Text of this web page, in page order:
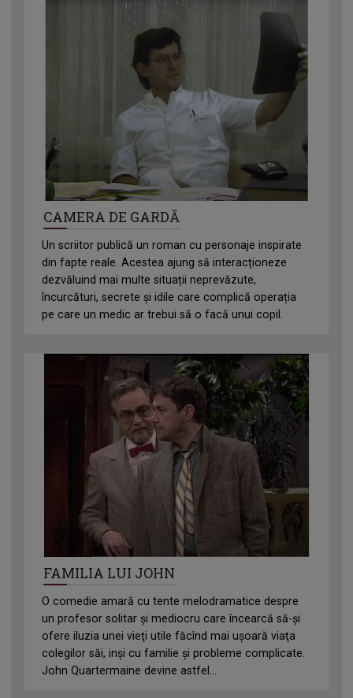
CAMERA DE GARDĂ
Un scriitor publică un roman cu personaje inspirate
din fapte reale. Acestea ajung să interacționeze
dezvăluind mai multe situații neprevăzute,
încurcături, secrete și idile care complică operația
pe care un medic ar trebui să o facă unui copil.
FAMILIA LUI JOHN
O comedie amară cu tente melodramatice despre
un profesor solitar şi mediocru care încearcă să-şi
ofere iluzia unei vieţi utile făcînd mai uşoară viaţa
colegilor săi, inşi cu familie şi probleme complicate.
John Quartermaine devine astfel...